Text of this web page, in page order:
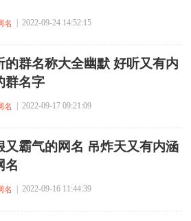
名 | 2022-09-24 14:52:15
的群名称大全幽默 好听又有内
群名字
名 | 2022-09-17 09:21:09
又霸气的网名 吊炸天又有内涵
名
名 | 2022-09-16 11:44:39